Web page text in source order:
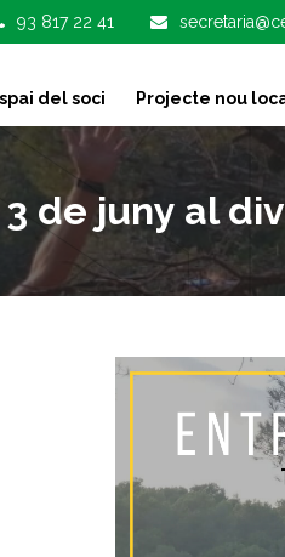
93 817 22 41
del soci Projecte nou
3 de juny al